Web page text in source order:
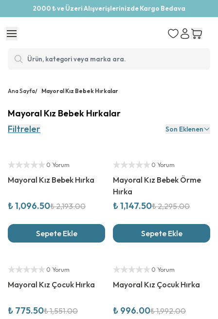
2000 ₺ ve Üzeri Alışverişlerinizde Kargo Bedava
Ana Sayfa/ Mayoral Kız Bebek Hırkalar
Mayoral Kız Bebek Hırkalar
Filtreler
Son Eklenen
Yetkili Satıcı
0 Yorum
Mayoral Kız Bebek Hırka
₺ 1,096.50₺ 2,193.00
Sepete Ekle
Yetkili Satıcı
0 Yorum
Mayoral Kız Bebek Örme
Hırka
₺ 1,147.50₺ 2,295.00
Sepete Ekle
Yetkili Satıcı
0 Yorum
Mayoral Kız Çocuk Hırka
₺ 775.50₺ 1,551.00
Yetkili Satıcı
0 Yorum
Mayoral Kız Çocuk Hırka
₺ 996.00₺ 1,992.00